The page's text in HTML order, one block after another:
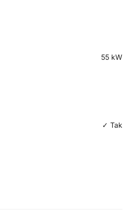
55 kW
✓ Tak